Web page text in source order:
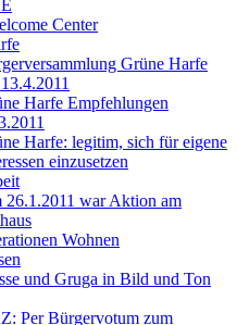
Center
Grüne Harfe
Harfe Empfehlungen
Harfe: legitim, sich für eigene
einzusetzen
26.1.2011 war Aktion am
Wohnen
und Gruga in Bild und Ton
Per Bürgervotum zum